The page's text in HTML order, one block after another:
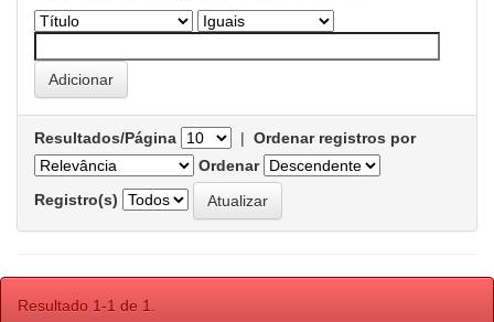
Resultados/Página | Ordenar registros por
Ordenar
Registro(s)
Resultado 1-1 de 1.